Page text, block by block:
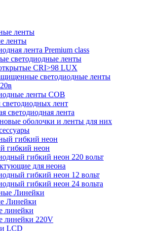
ленты
лента Premium class
светодиодные ленты
CRI>98 LUX
светодиодные ленты
ленты COB
лент
светодиодная лента
оболочки и ленты для них
гибкий неон
гибкий неон 220 вольт
для неона
гибкий неон 12 вольт
гибкий неон 24 вольта
Линейки
линейки
линейки 220V
LCD